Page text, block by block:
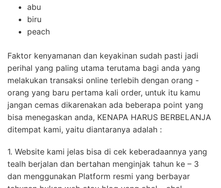
abu
biru
peach
Faktor kenyamanan dan keyakinan sudah pasti jadi
perihal yang paling utama terutama bagi anda yang
melakukan transaksi online terlebih dengan orang -
orang yang baru pertama kali order, untuk itu kamu
jangan cemas dikarenakan ada beberapa point yang
bisa menegaskan anda, KENAPA HARUS BERBELANJA
ditempat kami, yaitu diantaranya adalah :
1. Website kami jelas bisa di cek keberadaannya yang
tealh berjalan dan bertahan menginjak tahun ke – 3
dan menggunakan Platform resmi yang berbayar